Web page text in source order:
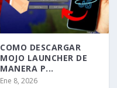
COMO DESCARGAR
MOJO LAUNCHER DE
MANERA P...
Ene 8, 2026